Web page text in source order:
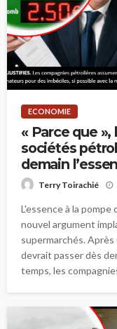
ECONOMIE
« Parce que
sociétés
demain
Terry Toirachié
L'essence à la
nouvel argument
supermarchés. Après
devrait passer dès
temps, les